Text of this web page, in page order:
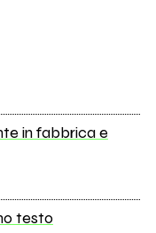
in fabbrica e
testo